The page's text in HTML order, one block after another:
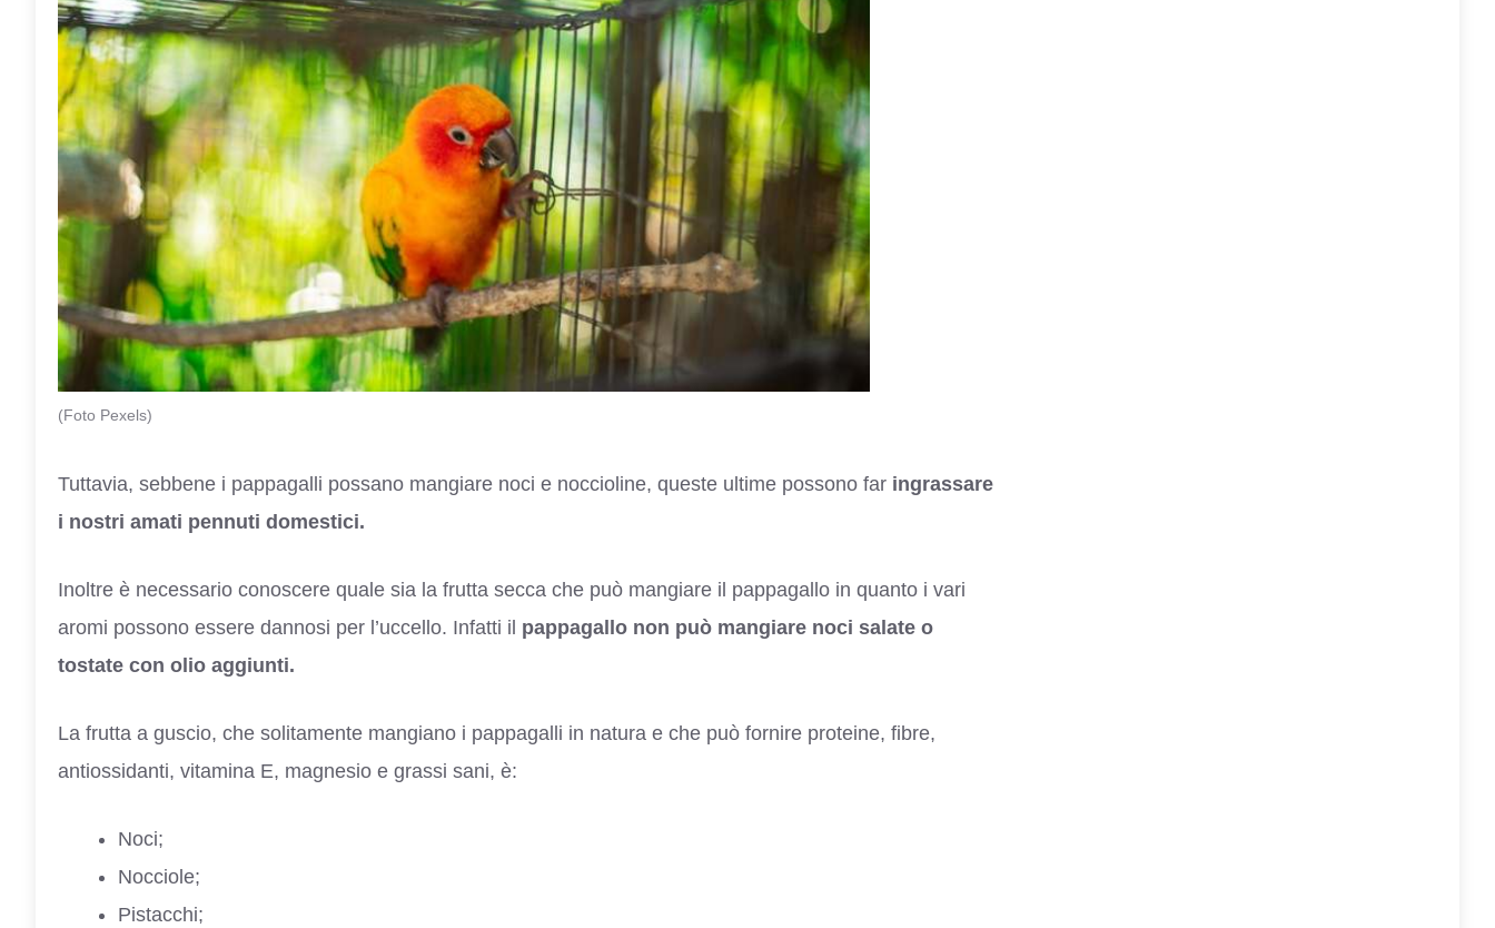
(Foto Pexels)
Tuttavia, sebbene i pappagalli possano mangiare noci e noccioline, queste ultime possono far ingrassare
i nostri amati pennuti domestici.
Inoltre è necessario conoscere quale sia la frutta secca che può mangiare il pappagallo in quanto i vari
aromi possono essere dannosi per l’uccello. Infatti il pappagallo non può mangiare noci salate o
tostate con olio aggiunti.
La frutta a guscio, che solitamente mangiano i pappagalli in natura e che può fornire proteine, fibre,
antiossidanti, vitamina E, magnesio e grassi sani, è:
Noci;
Nocciole;
Pistacchi;